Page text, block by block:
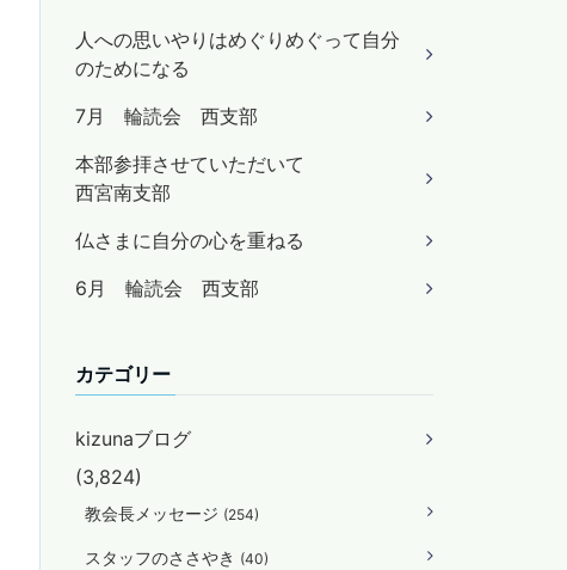
人への思いやりはめぐりめぐって自分
のためになる
7月 輪読会 西支部
本部参拝させていただいて
西宮南支部
仏さまに自分の心を重ねる
6月 輪読会 西支部
カテゴリー
kizunaブログ
(3,824)
教会長メッセージ (254)
スタッフのささやき (40)